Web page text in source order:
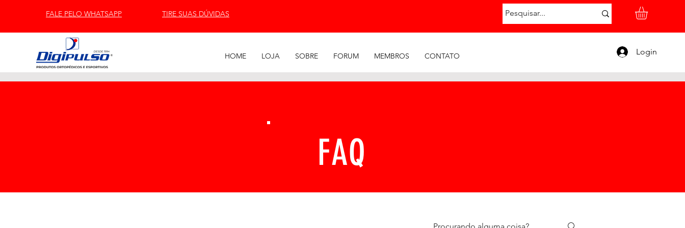
Login
FALE PELO WHATSAPP TIRE SUAS DÚVIDAS
HOME LOJA SOBRE FORUM MEMBROS CONTATO
FAQ